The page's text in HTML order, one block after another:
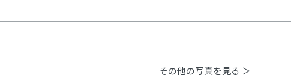
その他の写真を見る ＞